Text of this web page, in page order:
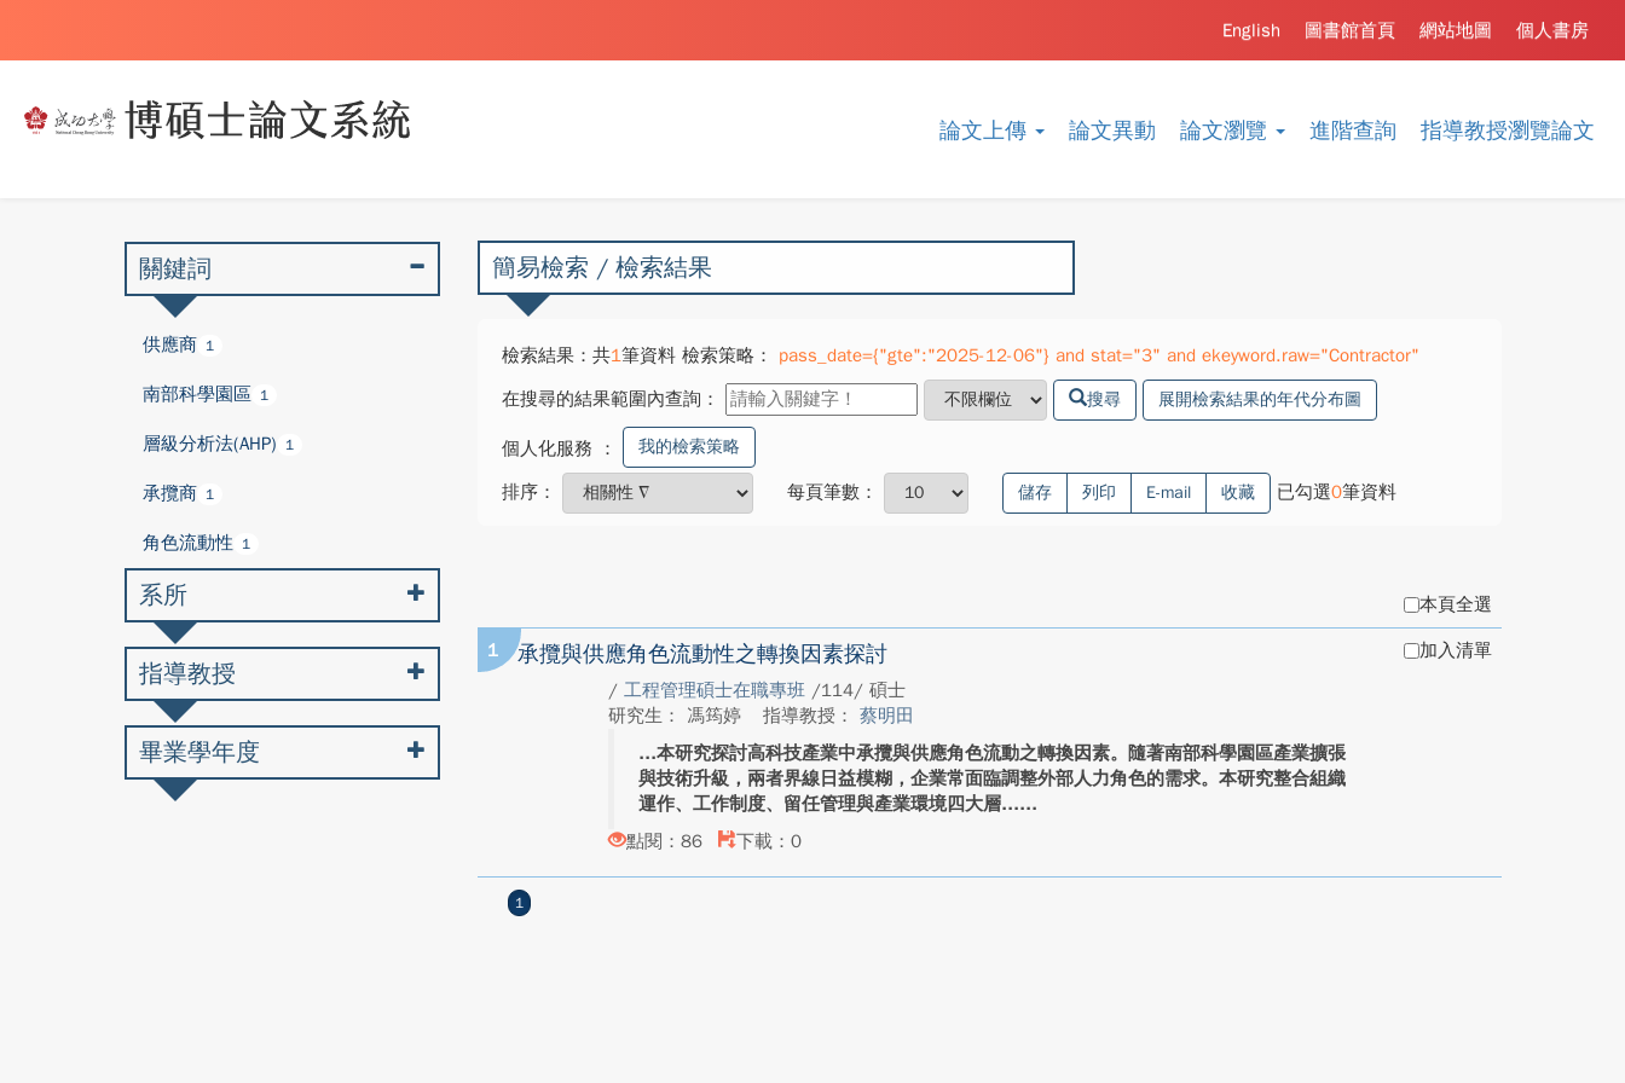
論文上傳 論文異動 論文瀏覽 進階查詢 指導教授瀏覽論文
個人書房
網站地圖
圖書館首頁
English
簡易檢索 / 檢索結果
檢索結果：共1筆資料 檢索策略：
pass_date={"gte":"2025-12-06"} and stat="3" and ekeyword.raw="Contractor"
在搜尋的結果範圍內查詢：
搜尋 展開檢索結果的年代分布圖
個人化服務 ： 我的檢索策略
排序： 每頁筆數： 儲存 列印 E-mail 收藏 已勾選0筆資料
本頁全選
1 承攬與供應角色流動性之轉換因素探討
/ 工程管理碩士在職專班 /114/ 碩士
研究生： 馮筠婷
指導教授： 蔡明田
本研究探討高科技產業中承攬與供應角色流動之轉換因素。隨著南部科學園區產業擴張
與技術升級，兩者界線日益模糊，企業常面臨調整外部人力角色的需求。本研究整合組織
運作、工作制度、留任管理與產業環境四大層...
點閱：86
下載：0
加入清單
1
關鍵詞
供應商 1
南部科學園區 1
層級分析法(AHP) 1
承攬商 1
角色流動性 1
系所
指導教授
畢業學年度